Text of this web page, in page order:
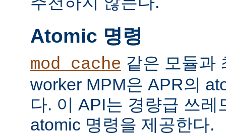
Atomic 명령
mod_cache 같은 모듈과
worker MPM은 APR의
다. 이 API는 경량급 쓰레
atomic 명령을 제공한다.